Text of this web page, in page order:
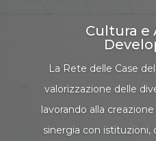
Cultura e
La Rete delle Case
valorizzazione delle
lavorando alla
sinergia con istituzioni,